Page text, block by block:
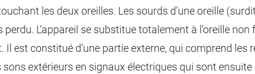
les deux oreilles. Les sourds d’une oreille
L’appareil se substitue totalement à l’oreille
est constitué d’une partie externe, qui comprend les
extérieurs en signaux électriques qui sont